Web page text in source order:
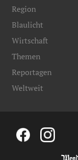
Region
Blaulicht
Wirtschaft
Themen
Reportagen
Weltweit